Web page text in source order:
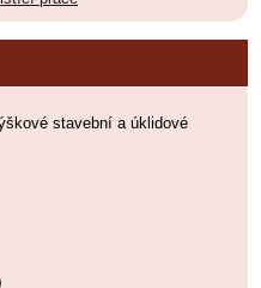
stavební a úklidové